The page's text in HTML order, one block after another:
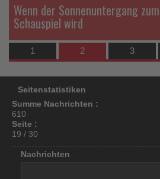
Wenn der Sonnenuntergang
Schauspiel wird
1 2 3
Seitenstatistiken
Summe Nachrichten :
610
Seite :
19 / 30
Nachrichten